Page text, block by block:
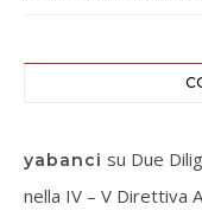
yabanci su Due
nella IV – V Direttiva